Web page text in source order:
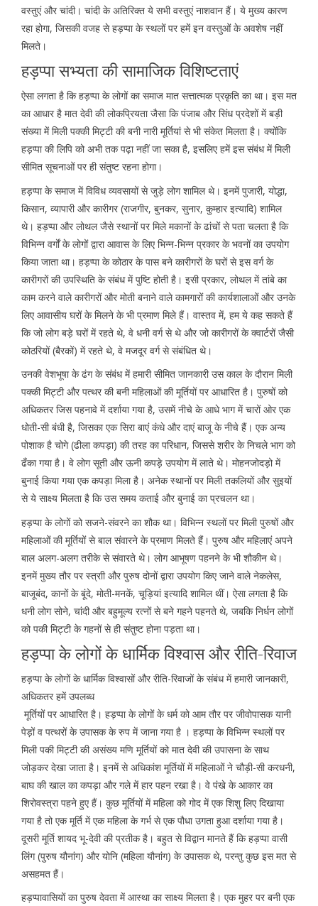
वस्तुएं और चांदी। चांदी के अतिरिक्त ये सभी वस्तुएं नाशवान हैं। ये मुख्य कारण
रहा होगा, जिसकी वजह से हड़प्पा के स्थलों पर हमें इन वस्तुओं के अवशेष नहीं
मिलते।
हड़प्पा सभ्यता की सामाजिक विशिष्टताएं
ऐसा लगता है कि हड़प्पा के लोगों का समाज मात सत्तात्मक प्रकृति का था। इस मत
का आधार है मात देवी की लोकप्रियता जैसा कि पंजाब और सिंध प्रदेशों में बड़ी
संख्या में मिली पक्की मिट्टी की बनी नारी मूर्तियां से भी संकेत मिलता है। क्योंकि
हड़प्पा की लिपि को अभी तक पढ़ा नहीं जा सका है, इसलिए हमें इस संबंध में मिली
सीमित सूचनाओं पर ही संतुष्ट रहना होगा।
हड़प्पा के समाज में विविध व्यवसायों से जुड़े लोग शामिल थे। इनमें पुजारी, योद्धा,
किसान, व्यापारी और कारीगर (राजगीर, बुनकर, सुनार, कुम्हार इत्यादि) शामिल
थे। हड़प्पा और लोथल जैसे स्थानों पर मिले मकानों के ढांचों से पता चलता है कि
विभिन्न वर्गों के लोगों द्वारा आवास के लिए भिन्न-भिन्न प्रकार के भवनों का उपयोग
किया जाता था। हड़प्पा के कोठार के पास बने कारीगरों के घरों से इस वर्ग के
कारीगरों की उपस्थिति के संबंध में पुष्टि होती है। इसी प्रकार, लोथल में तांबे का
काम करने वाले कारीगरों और मोती बनाने वाले कामगारों की कार्यशालाओं और उनके
लिए आवासीय घरों के मिलने के भी प्रमाण मिले हैं। वास्तव में, हम ये कह सकते हैं
कि जो लोग बड़े घरों में रहते थे, वे धनी वर्ग से थे और जो कारीगरों के क्वार्टरों जैसी
कोठरियों (बैरकों) में रहते थे, वे मजदूर वर्ग से संबंधित थे।
उनकी वेशभूषा के ढंग के संबंध में हमारी सीमित जानकारी उस काल के दौरान मिली
पक्की मिट्टी और पत्थर की बनी महिलाओं की मूर्तियों पर आधारित है। पुरुषों को
अधिकतर जिस पहनावे में दर्शाया गया है, उसमें नीचे के आधे भाग में चारों ओर एक
धोती-सी बंधी है, जिसका एक सिरा बाएं कंधे और दाएं बाजू के नीचे हैं। एक अन्य
पोशाक है चोगे (ढीला कपड़ा) की तरह का परिधान, जिससे शरीर के निचले भाग को
ढँका गया है। वे लोग सूती और ऊनी कपड़े उपयोग में लाते थे। मोहनजोदड़ो में
बुनाई किया गया एक कपड़ा मिला है। अनेक स्थानों पर मिली तकलियों और सुइयों
से ये साक्ष्य मिलता है कि उस समय कताई और बुनाई का प्रचलन था।
हड़प्पा के लोगों को सजने-संवरने का शौक था। विभिन्न स्थलों पर मिली पुरुषों और
महिलाओं की मूर्तियों से बाल संवारने के प्रमाण मिलते हैं। पुरुष और महिलाएं अपने
बाल अलग-अलग तरीके से संवारते थे। लोग आभूषण पहनने के भी शौकीन थे।
इनमें मुख्य तौर पर स्त्राी और पुरुष दोनों द्वारा उपयोग किए जाने वाले नेकलेस,
बाजूबंद, कानों के बूंदे, मोती-मनकें, चूड़ियां इत्यादि शामिल थीं। ऐसा लगता है कि
धनी लोग सोने, चांदी और बहुमूल्य रत्नों से बने गहने पहनते थे, जबकि निर्धन लोगों
को पकी मिट्टी के गहनों से ही संतुष्ट होना पड़ता था।
हड़प्पा के लोगों के धार्मिक विश्वास और रीति-रिवाज
हड़प्पा के लोगों के धार्मिक विश्वासों और रीति-रिवाजों के संबंध में हमारी जानकारी,
अधिकतर हमें उपलब्ध
मूर्तियों पर आधारित है। हड़प्पा के लोगों के धर्म को आम तौर पर जीवोपासक यानी
पेड़ों व पत्थरों के उपासक के रुप में जाना गया है । हड़प्पा के विभिन्न स्थलों पर
मिली पकी मिट्टी की असंख्य मणि मूर्तियों को मात देवी की उपासना के साथ
जोड़कर देखा जाता है। इनमें से अधिकांश मूर्तियों में महिलाओं ने चौड़ी-सी करधनी,
बाघ की खाल का कपड़ा और गले में हार पहन रखा है। वे पंखे के आकार का
शिरोवस्त्रा पहने हुए हैं। कुछ मूर्तियों में महिला को गोद में एक शिशु लिए दिखाया
गया है तो एक मूर्ति में एक महिला के गर्भ से एक पौधा उगता हुआ दर्शाया गया है।
दूसरी मूर्ति शायद भू-देवी की प्रतीक है। बहुत से विद्वान मानते हैं कि हड़प्पा वासी
लिंग (पुरुष यौनांग) और योनि (महिला यौनांग) के उपासक थे, परन्तु कुछ इस मत से
असहमत हैं।
हड़प्पावासियों का पुरुष देवता में आस्था का साक्ष्य मिलता है। एक मुहर पर बनी एक